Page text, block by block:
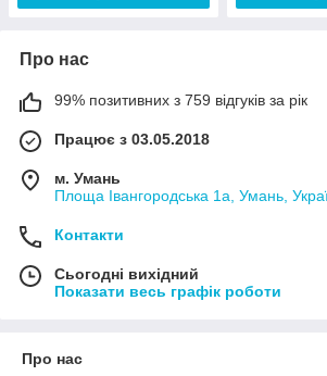
Про нас
99% позитивних з 759 відгуків за рік
Працює з 03.05.2018
м. Умань
Площа Івангородська 1а, Умань,
Контакти
Сьогодні вихідний
Показати весь графік роботи
Про нас